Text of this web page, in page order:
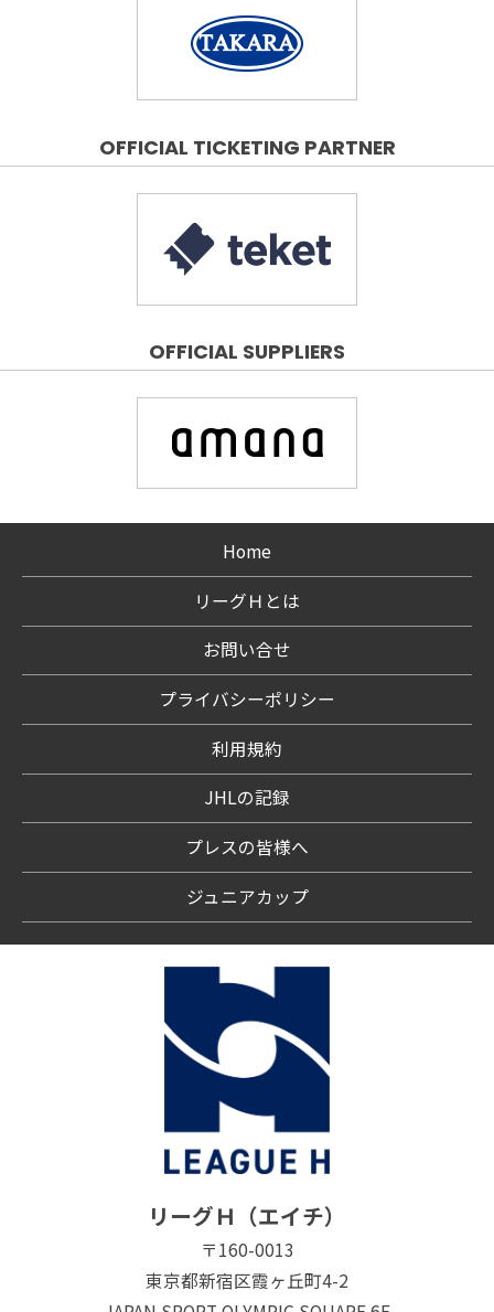
OFFICIAL TICKETING PARTNER
OFFICIAL SUPPLIERS
Home
リーグＨとは
お問い合せ
プライバシーポリシー
利用規約
JHLの記録
プレスの皆様へ
ジュニアカップ
リーグＨ（エイチ）
〒160-0013
東京都新宿区霞ヶ丘町4-2